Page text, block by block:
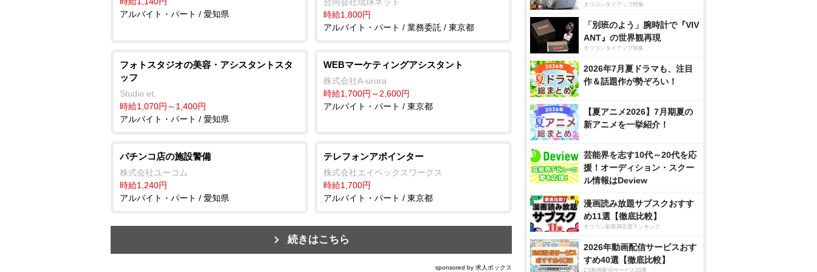
アルバイト・パート / 愛知県
時給1,800円
アルバイト・パート / 業務委託 / 東京都
フォトスタジオの美容・アシスタントスタ
ッフ
Studio et.
時給1,070円～1,400円
アルバイト・パート / 愛知県
WEBマーケティングアシスタント
株式会社A-urora
時給1,700円～2,600円
アルバイト・パート / 東京都
パチンコ店の施設警備
株式会社ユーコム
時給1,240円
アルバイト・パート / 愛知県
テレフォンアポインター
株式会社エイペックスワークス
時給1,700円
アルバイト・パート / 東京都
続きはこちら
sponsored by 求人ボックス
オリコンタイアップ特集
「別班のよう」腕時計で『VIV
ANT』の世界観再現
オリコンタイアップ特集
2026年7月夏ドラマも、注目
作＆話題作が勢ぞろい！
【夏アニメ2026】7月期夏の
新アニメを一挙紹介！
芸能界を志す10代～20代を応
援！オーディション・スクー
ル情報はDeview
漫画読み放題サブスクおすす
め11選【徹底比較】
オリコン顧客満足度ランキング
2026年動画配信サービスおす
すめ40選【徹底比較】
CS動画配信サービス20選